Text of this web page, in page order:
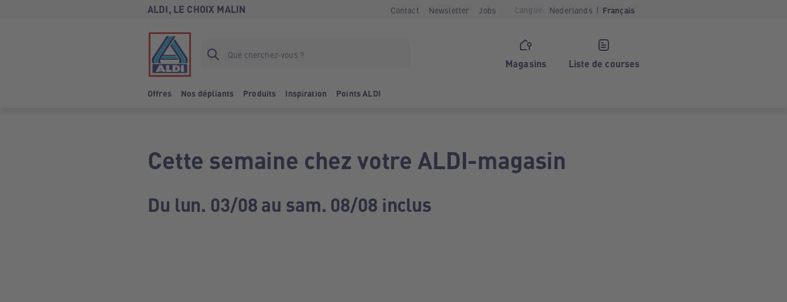
ALDI, LE CHOIX MALIN Contact Newsletter Jobs Langue: Nederlands Français
Magasins Liste de courses
Offres Nos dépliants Produits Inspiration Points ALDI
Cette semaine chez votre ALDI-magasin
Du lun. 03/08 au sam. 08/08 inclus